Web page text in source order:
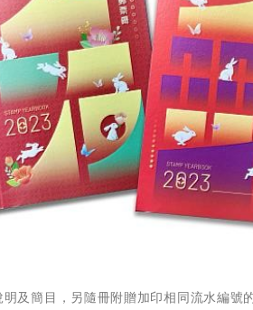
及簡目，另隨冊附贈加印相同流水編號